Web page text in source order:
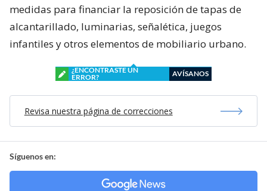
medidas para financiar la reposición de tapas de
alcantarillado, luminarias, señalética, juegos
infantiles y otros elementos de mobiliario urbano.
¿ENCONTRASTE UN
ERROR?
AVÍSANOS
Revisa nuestra página de correcciones
Síguenos en: